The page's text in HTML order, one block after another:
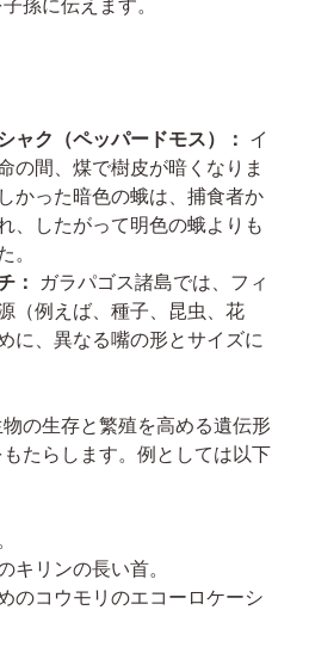
孫に伝えます。
ャク（ペッパードモス）： イ
の間、煤で樹皮が暗くなりま
かった暗色の蛾は、捕食者か
、したがって明色の蛾よりも
。
： ガラパゴス諸島では、フィ
（例えば、種子、昆虫、花
に、異なる嘴の形とサイズに
の生存と繁殖を高める遺伝形
もたらします。例としては以下
キリンの長い首。
のコウモリのエコーロケーシ